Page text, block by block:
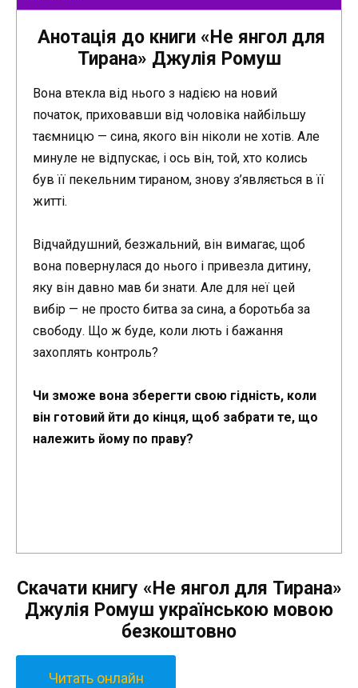
Анотація до книги «Не янгол для
Тирана» Джулія Ромуш
Вона втекла від нього з надією на новий
початок, приховавши від чоловіка найбільшу
таємницю — сина, якого він ніколи не хотів. Але
минуле не відпускає, і ось він, той, хто колись
був її пекельним тираном, знову з’являється в її
житті.
Відчайдушний, безжальний, він вимагає, щоб
вона повернулася до нього і привезла дитину,
яку він давно мав би знати. Але для неї цей
вибір — не просто битва за сина, а боротьба за
свободу. Що ж буде, коли лють і бажання
захоплять контроль?
Чи зможе вона зберегти свою гідність, коли
він готовий йти до кінця, щоб забрати те, що
належить йому по праву?
Скачати книгу «Не янгол для Тирана»
Джулія Ромуш українською мовою
безкоштовно
Читать онлайн